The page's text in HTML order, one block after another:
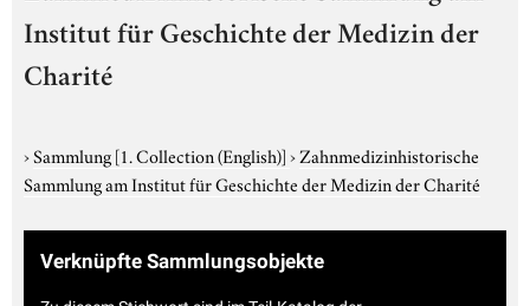
Institut für Geschichte der Medizin der
Charité
›Sammlung[1. Collection (English)]›Zahnmedizinhistorische
Sammlung am Institut für Geschichte der Medizin der Charité
Verknüpfte Sammlungsobjekte